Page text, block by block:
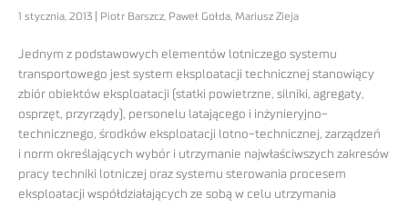
1 stycznia, 2013 | Piotr Barszcz, Paweł Gołda, Mariusz Zieja
Jednym z podstawowych elementów lotniczego systemu
transportowego jest system eksploatacji technicznej stanowiący
zbiór obiektów eksploatacji (statki powietrzne, silniki, agregaty,
osprzęt, przyrządy), personelu latającego i inżynieryjno-
technicznego, środków eksploatacji lotno-technicznej, zarządzeń
i norm określających wybór i utrzymanie najwłaściwszych zakresów
pracy techniki lotniczej oraz systemu sterowania procesem
eksploatacji współdziałających ze sobą w celu utrzymania